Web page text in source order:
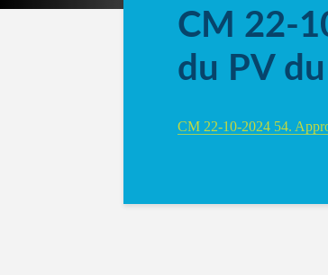
CM 22-
du PV
CM 22-10-2024 54.